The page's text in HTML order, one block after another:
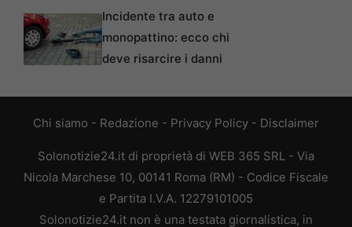
Incidente tra auto e
monopattino: ecco chi
deve risarcire i danni
Chi siamo - Redazione - Privacy Policy - Disclaimer
Solonotizie24.it di proprietà di WEB 365 SRL - Via
Nicola Marchese 10, 00141 Roma (RM) - Codice Fiscale
e Partita I.V.A. 12279101005
Solonotizie24.it non è una testata giornalistica, in